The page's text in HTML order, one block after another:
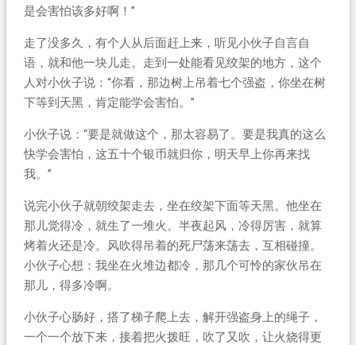
是会害怕该多好啊！”
走了没多久，有个人从后面赶上来，听见小伙子自言自
语，就和他一块儿走。走到一处能看见绞架的地方，这个
人对小伙子说：“你看，那边树上吊着七个强盗，你坐在树
下等到天黑，肯定能学会害怕。”
小伙子说：“要是就做这个，那太容易了。要是我真的这么
快学会害怕，这五十个银币就归你，明天早上你再来找
我。”
说完小伙子就朝绞架走去，坐在绞架下面等天黑。他坐在
那儿觉得冷，就生了一堆火。半夜起风，冷得厉害，就算
烤着火还是冷。风吹得吊着的死尸荡来荡去，互相碰撞。
小伙子心想：我坐在火堆边都冷，那几个可怜的家伙吊在
那儿，得多冷啊。
小伙子心肠好，搭了梯子爬上去，解开强盗身上的绳子，
一个一个放下来，接着把火拨旺，吹了又吹，让火烧得更